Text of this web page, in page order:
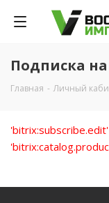
Подписка
Главная - Личный